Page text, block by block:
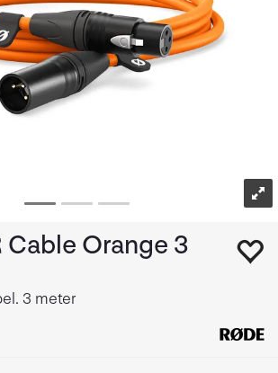
Cable Orange 3
3 meter